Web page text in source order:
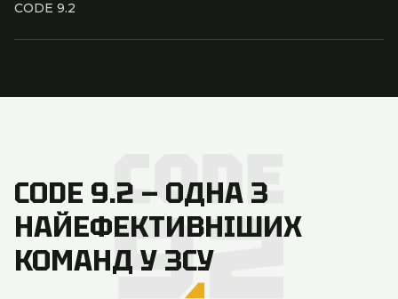
CODE 9.2
CODE 9.2 — ОДНА З
НАЙЕФЕКТИВНІШИХ
КОМАНД У ЗСУ